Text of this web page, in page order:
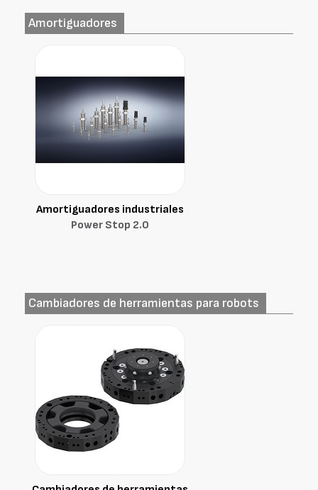
Amortiguadores
Amortiguadores industriales
Power Stop 2.0
Cambiadores de herramientas para robots